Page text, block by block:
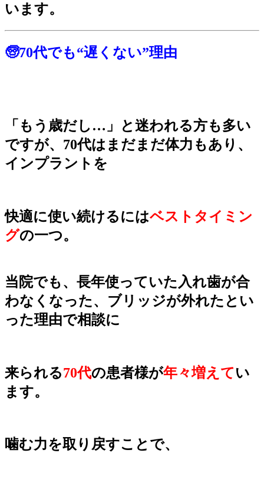
います。
🧓70代でも“遅くない”理由
「もう歳だし…」と迷われる方も多い
ですが、70代はまだまだ体力もあり、
インプラントを
快適に使い続けるにはベストタイミン
グの一つ。
当院でも、長年使っていた入れ歯が合
わなくなった、ブリッジが外れたとい
った理由で相談に
来られる70代の患者様が年々増えてい
ます。
噛む力を取り戻すことで、